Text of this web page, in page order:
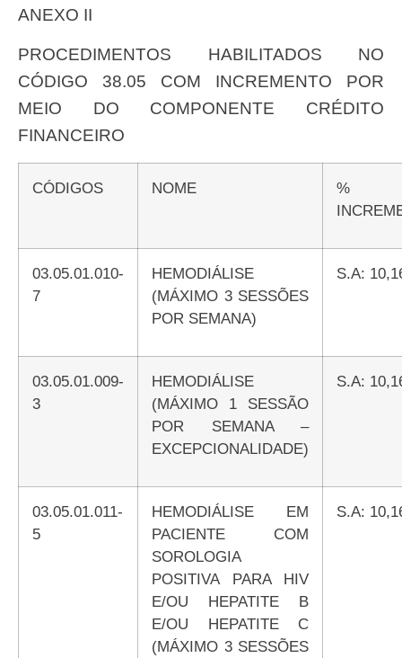
ANEXO II
PROCEDIMENTOS HABILITADOS NO
CÓDIGO 38.05 COM INCREMENTO POR
MEIO DO COMPONENTE CRÉDITO
FINANCEIRO
CÓDIGOS NOME
%
03.05.01.010-
7
HEMODIÁLISE
(MÁXIMO 3 SESSÕES
POR SEMANA)
S.A:
03.05.01.009-
3
HEMODIÁLISE
(MÁXIMO 1 SESSÃO
POR SEMANA –
EXCEPCIONALIDADE)
S.A:
03.05.01.011-
5
HEMODIÁLISE EM
PACIENTE COM
SOROLOGIA
POSITIVA PARA HIV
E/OU HEPATITE B
E/OU HEPATITE C
(MÁXIMO 3 SESSÕES
S.A: